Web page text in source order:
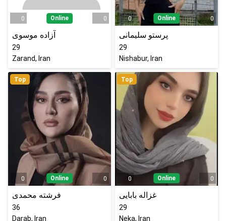
0 Online 0
آزاده موسوی
29
Zarand, Iran
0 Online 0
پرستو سلیمانی
29
Nishabur, Iran
Top
0 Online 0
فرشته محمدی
36
Darab, Iran
Top
0 Online 0
غزاله بابایی
29
Neka, Iran